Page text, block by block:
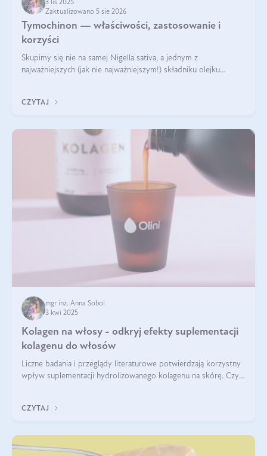
3 lis 2025
Zaktualizowano 5 sie 2026
Tymochinon — właściwości, zastosowanie i
korzyści
Skupimy się nie na samej Nigella sativa, a jednym z
najważniejszych (jak nie najważniejszym!) składniku olejku
CZYTAJ
mgr inż. Anna Sobol
3 kwi 2025
Kolagen na włosy - odkryj efekty suplementacji
kolagenu do włosów
Liczne badania i przeglądy literaturowe potwierdzają korzystny
wpływ suplementacji hydrolizowanego kolagenu na skórę. Czy
CZYTAJ